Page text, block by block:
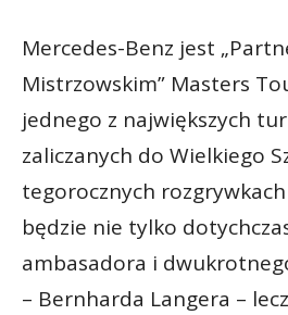
Mercedes-Benz jest
Mistrzowskim” Masters
jednego z największych
zaliczanych do Wielkiego
tegorocznych
będzie nie tylko
ambasadora i
– Bernharda Langera –